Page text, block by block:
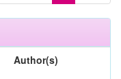
Author(s)